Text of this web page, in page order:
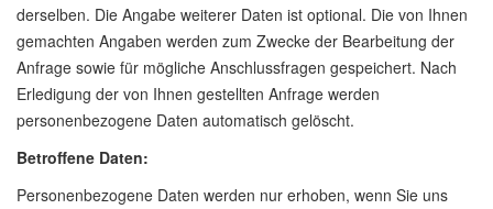
derselben. Die Angabe weiterer Daten ist optional. Die von Ihnen
gemachten Angaben werden zum Zwecke der Bearbeitung der
Anfrage sowie für mögliche Anschlussfragen gespeichert. Nach
Erledigung der von Ihnen gestellten Anfrage werden
personenbezogene Daten automatisch gelöscht.
Betroffene Daten:
Personenbezogene Daten werden nur erhoben, wenn Sie uns